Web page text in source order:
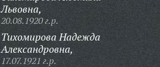
Львовна,
20.08.1920 г.р.
Тихомирова Надежда
Александровна,
17.07.1921 г.р.